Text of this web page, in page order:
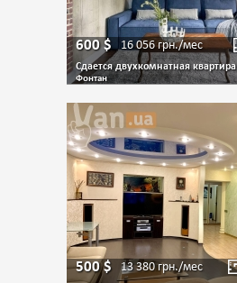
600$ 16 056грн./мес
Сдается двухкомнатная квартира
Фонтан
500$ 13 380грн./мес